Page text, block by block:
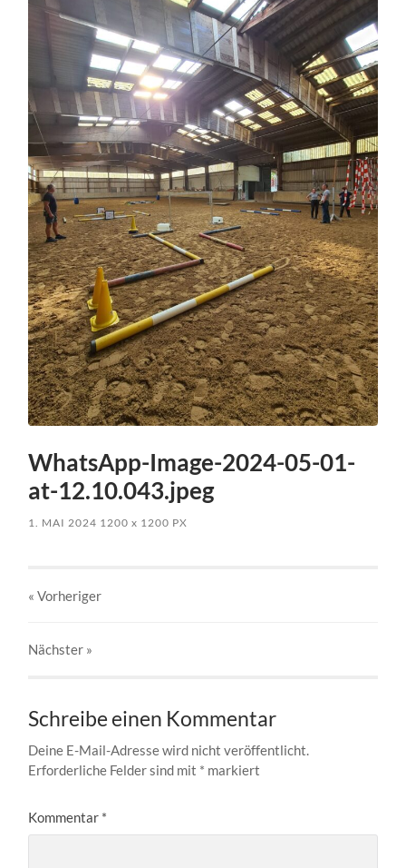
WhatsApp-Image-2024-05-01-
at-12.10.043.jpeg
1. MAI 2024 1200x 1200 PX
« Vorheriger
Nächster »
Schreibe einen Kommentar
Deine E-Mail-Adresse wird nicht veröffentlicht.
Erforderliche Felder sind mit * markiert
Kommentar *